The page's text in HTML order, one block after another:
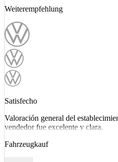
Weiterempfehlung
Satisfecho
Valoración general del
vendedor fue excelente y clara.
Fahrzeugkauf